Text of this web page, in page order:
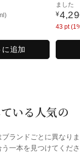
に追加
ました
通
常
価
¥
43 pt
いる人気の
ランドごとに異なりま
一本を見つけてくださ